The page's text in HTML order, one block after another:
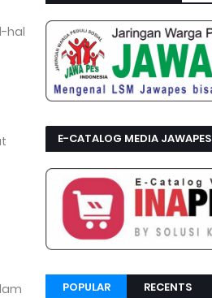
hal
E-CATALOG MEDIA JAWAPES
POPULAR RECENTS